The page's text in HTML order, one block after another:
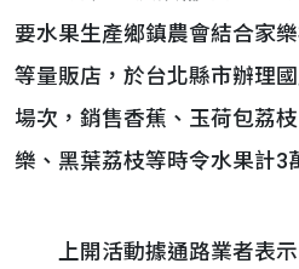
要水果生產鄉鎮農會結合家
等量販店，於台北縣市辦理
場次，銷售香蕉、玉荷包荔
樂、黑葉荔枝等時令水果計3
上開活動據通路業者表示